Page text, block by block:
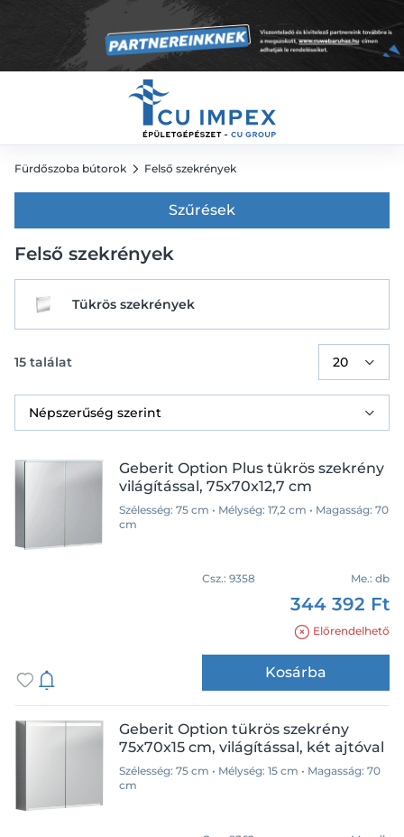
Fürdőszoba bútorok Felső szekrények
Felső szekrények
Tükrös szekrények
15 találat
Geberit Option Plus tükrös szekrény
világítással, 75x70x12,7 cm
Szélesség: 75 cm • Mélység: 17,2 cm • Magasság: 70
cm
Csz.: 9358 Me.: db
344 392 Ft
Előrendelhető
Kosárba
Geberit Option tükrös szekrény
75x70x15 cm, világítással, két ajtóval
Szélesség: 75 cm • Mélység: 15 cm • Magasság: 70
cm
Szűrések